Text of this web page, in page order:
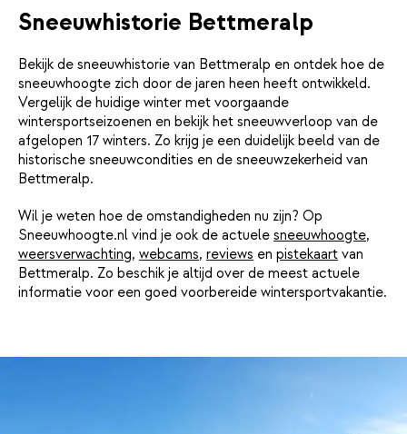
Sneeuwhistorie Bettmeralp
Bekijk de sneeuwhistorie van Bettmeralp en ontdek hoe de
sneeuwhoogte zich door de jaren heen heeft ontwikkeld.
Vergelijk de huidige winter met voorgaande
wintersportseizoenen en bekijk het sneeuwverloop van de
afgelopen 17 winters. Zo krijg je een duidelijk beeld van de
historische sneeuwcondities en de sneeuwzekerheid van
Bettmeralp.
Wil je weten hoe de omstandigheden nu zijn? Op
Sneeuwhoogte.nl vind je ook de actuele sneeuwhoogte,
weersverwachting, webcams, reviews en pistekaart van
Bettmeralp. Zo beschik je altijd over de meest actuele
informatie voor een goed voorbereide wintersportvakantie.